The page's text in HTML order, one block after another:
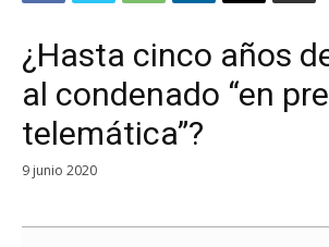
¿Hasta cinco años
al condenado “en
telemática”?
9 junio 2020